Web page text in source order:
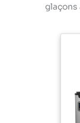
glaçons